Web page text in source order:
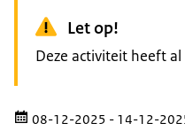
Let op!
Deze activiteit heeft
08-12-2025 - 14-12-